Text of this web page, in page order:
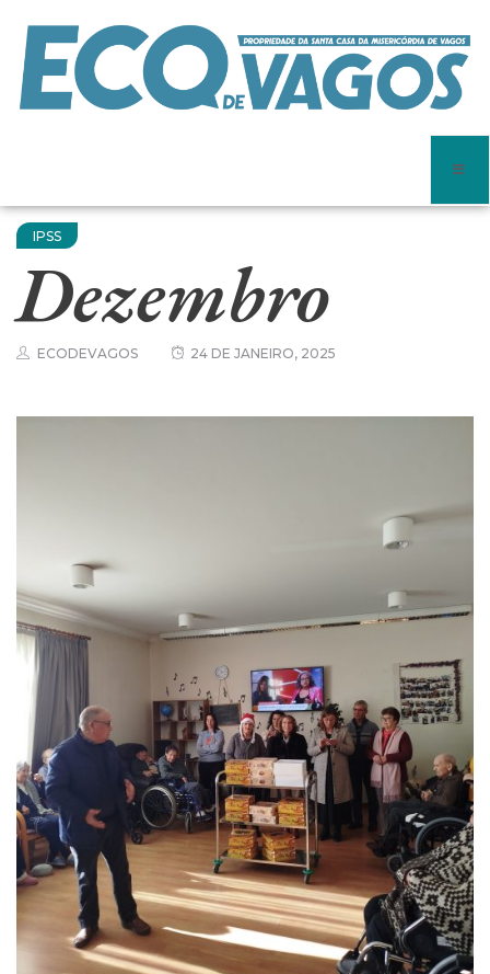
IPSS
Dezembro
ECODEVAGOS 24 DE JANEIRO, 2025